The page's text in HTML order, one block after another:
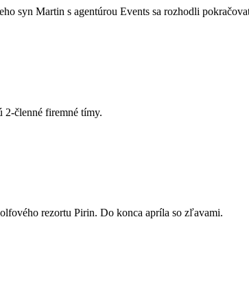
syn Martin s agentúrou Events sa rozhodli
členné firemné tímy.
rezortu Pirin. Do konca apríla so zľavami.